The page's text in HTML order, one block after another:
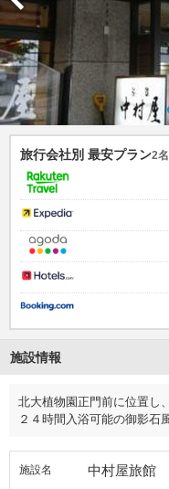
旅行会社別 最安プラン2
施設情報
北大植物園正門前に位置し
２４時間入浴可能の御影石
施設名 中村屋旅館